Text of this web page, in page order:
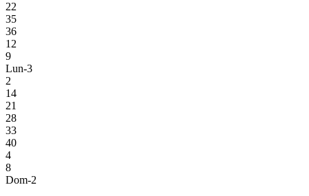
22
35
36
12
9
Lun-3
2
14
21
28
33
40
4
8
Dom-2